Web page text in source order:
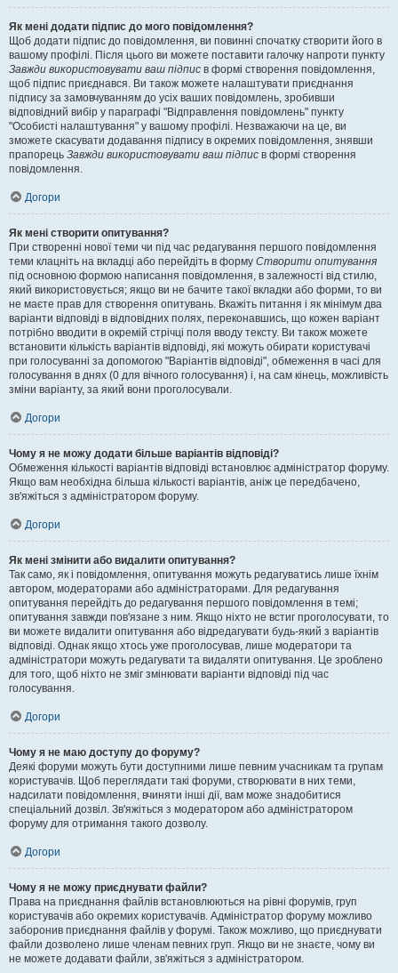
Як мені додати підпис до мого повідомлення?
Щоб додати підпис до повідомлення, ви повинні спочатку створити його в
вашому профілі. Після цього ви можете поставити галочку напроти пункту
Завжди використовувати ваш підпис в формі створення повідомлення,
щоб підпис приєднався. Ви також можете налаштувати приєднання
підпису за замовчуванням до усіх ваших повідомлень, зробивши
відповідний вибір у параграфі "Відправлення повідомлень" пункту
"Особисті налаштування" у вашому профілі. Незважаючи на це, ви
зможете скасувати додавання підпису в окремих повідомлення, знявши
прапорець Завжди використовувати ваш підпис в формі створення
повідомлення.
Догори
Як мені створити опитування?
При створенні нової теми чи під час редагування першого повідомлення
теми клацніть на вкладці або перейдіть в форму Створити опитування
під основною формою написання повідомлення, в залежності від стилю,
який використовується; якщо ви не бачите такої вкладки або форми, то ви
не маєте прав для створення опитувань. Вкажіть питання і як мінімум два
варіанти відповіді в відповідних полях, переконавшись, що кожен варіант
потрібно вводити в окремій стрічці поля вводу тексту. Ви також можете
встановити кількість варіантів відповіді, які можуть обирати користувачі
при голосуванні за допомогою "Варіантів відповіді", обмеження в часі для
голосування в днях (0 для вічного голосування) і, на сам кінець, можливість
зміни варіанту, за який вони проголосували.
Догори
Чому я не можу додати більше варіантів відповіді?
Обмеження кількості варіантів відповіді встановлює адміністратор форуму.
Якщо вам необхідна більша кількості варіантів, аніж це передбачено,
зв'яжіться з адміністратором форуму.
Догори
Як мені змінити або видалити опитування?
Так само, як і повідомлення, опитування можуть редагуватись лише їхнім
автором, модераторами або адміністраторами. Для редагування
опитування перейдіть до редагування першого повідомлення в темі;
опитування завжди пов'язане з ним. Якщо ніхто не встиг проголосувати, то
ви можете видалити опитування або відредагувати будь-який з варіантів
відповіді. Однак якщо хтось уже проголосував, лише модератори та
адміністратори можуть редагувати та видаляти опитування. Це зроблено
для того, щоб ніхто не зміг змінювати варіанти відповіді під час
голосування.
Догори
Чому я не маю доступу до форуму?
Деякі форуми можуть бути доступними лише певним учасникам та групам
користувачів. Щоб переглядати такі форуми, створювати в них теми,
надсилати повідомлення, вчиняти інші дії, вам може знадобитися
спеціальний дозвіл. Зв'яжіться з модератором або адміністратором
форуму для отримання такого дозволу.
Догори
Чому я не можу приєднувати файли?
Права на приєднання файлів встановлюються на рівні форумів, груп
користувачів або окремих користувачів. Адміністратор форуму можливо
заборонив приєднання файлів у форумі. Також можливо, що приєднувати
файли дозволено лише членам певних груп. Якщо ви не знаєте, чому ви
не можете додавати файли, зв'яжіться з адміністратором.